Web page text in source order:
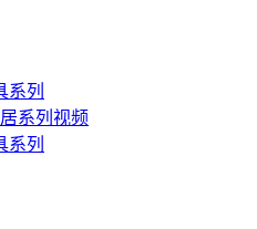
系列
系列视频
系列